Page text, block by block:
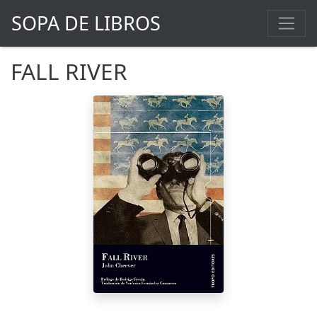
SOPA DE LIBROS
FALL RIVER